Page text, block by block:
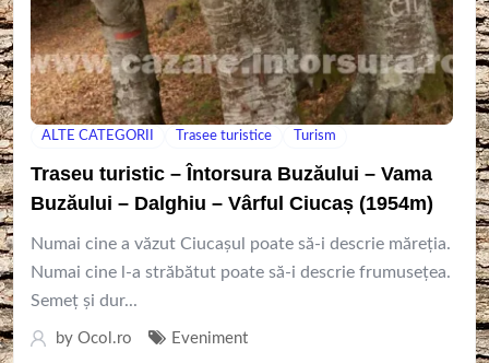
ALTE CATEGORII Trasee turistice Turism
Traseu turistic – Întorsura Buzăului – Vama
Buzăului – Dalghiu – Vârful Ciucaș (1954m)
Numai cine a văzut Ciucașul poate să-i descrie măreția.
Numai cine l-a străbătut poate să-i descrie frumusețea.
Semeț și dur...
by Ocol.ro Eveniment